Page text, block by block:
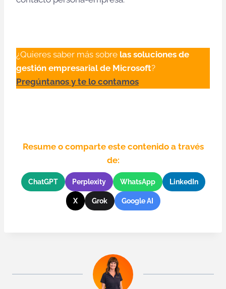
¿Quieres saber más sobre las soluciones de
gestión empresarial de Microsoft?
Pregúntanos y te lo contamos
Resume o comparte este contenido a través
de:
ChatGPT Perplexity WhatsApp LinkedIn
X Grok Google AI